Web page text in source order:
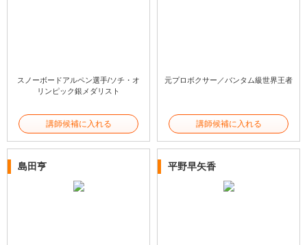
スノーボードアルペン選手/ソチ・オ
リンピック銀メダリスト
講師候補に入れる
元プロボクサー／バンタム級世界王者
講師候補に入れる
島田亨 平野早矢香